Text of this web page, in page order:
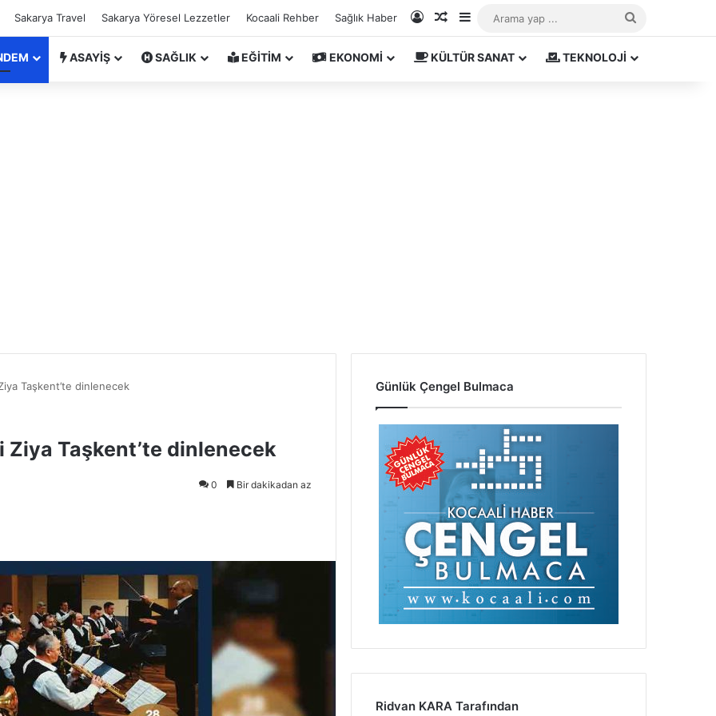
Sakarya Travel Sakarya Yöresel Lezzetler Kocaali Rehber Sağlık Haber Kayıt OlRastgele Makale
Kenar Bölmesi
ASAYİŞ SAĞLIK EĞİTİM EKONOMİ KÜLTÜR SANAT TEKNOLOJİ
Taşkent’te dinlenecek
Ziya Taşkent’te dinlenecek
0 Bir dakikadan az
Günlük Çengel Bulmaca
Ridvan KARA Tarafından